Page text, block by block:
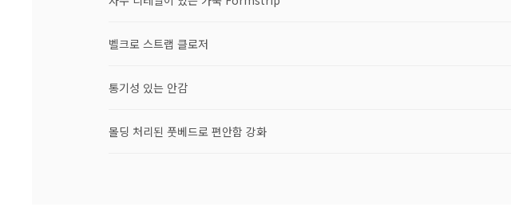
벨크로 스트랩 클로저
통기성 있는 안감
몰딩 처리된 풋베드로 편안함 강화